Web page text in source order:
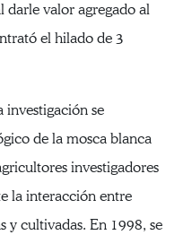
darle valor agregado al
el hilado de 3
investigación se
de la mosca blanca
investigadores
la interacción entre
y cultivadas. En 1998, se